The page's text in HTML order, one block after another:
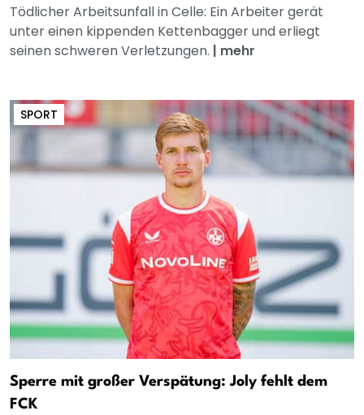
Tödlicher Arbeitsunfall in Celle: Ein Arbeiter gerät
unter einen kippenden Kettenbagger und erliegt
seinen schweren Verletzungen. | mehr
SPORT
Sperre mit großer Verspätung: Joly fehlt dem
FCK